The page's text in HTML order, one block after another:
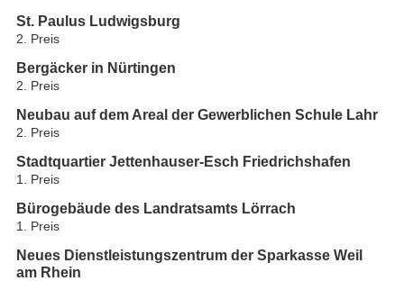
St. Paulus Ludwigsburg
2. Preis
Bergäcker in Nürtingen
2. Preis
Neubau auf dem Areal der Gewerblichen Schule Lahr
2. Preis
Stadtquartier Jettenhauser-Esch Friedrichshafen
1. Preis
Bürogebäude des Landratsamts Lörrach
1. Preis
Neues Dienstleistungszentrum der Sparkasse Weil
am Rhein